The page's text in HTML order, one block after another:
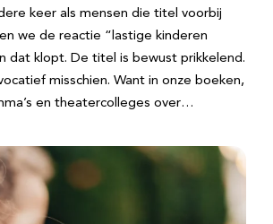
keer als mensen die titel voorbij
we de reactie “lastige kinderen
dat klopt. De titel is bewust prikkelend.
misschien. Want in onze boeken,
en theatercolleges over…